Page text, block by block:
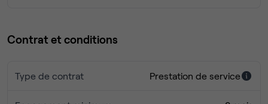
Contrat et conditions
Type de contrat Prestation de service